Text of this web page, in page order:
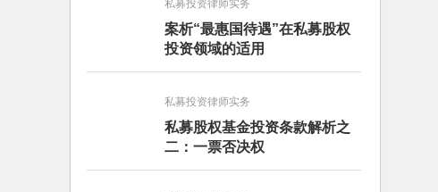
私募投资律师实务
案析“最惠国待遇”在私募股权
投资领域的适用
私募投资律师实务
私募股权基金投资条款解析之
二：一票否决权